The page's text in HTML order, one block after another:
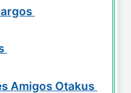
Amigos Otakus